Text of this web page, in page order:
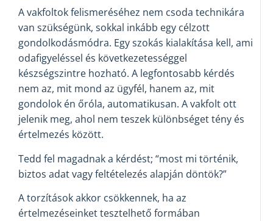
A vakfoltok felismeréséhez nem csoda technikára
van szükségünk, sokkal inkább egy célzott
gondolkodásmódra. Egy szokás kialakítása kell, ami
odafigyeléssel és következetességgel
készségszintre hozható. A legfontosabb kérdés
nem az, mit mond az ügyfél, hanem az, mit
gondolok én őróla, automatikusan. A vakfolt ott
jelenik meg, ahol nem teszek különbséget tény és
értelmezés között.
Tedd fel magadnak a kérdést; “most mi történik,
biztos adat vagy feltételezés alapján döntök?”
A torzítások akkor csökkennek, ha az
értelmezéseinket tesztelhető formában